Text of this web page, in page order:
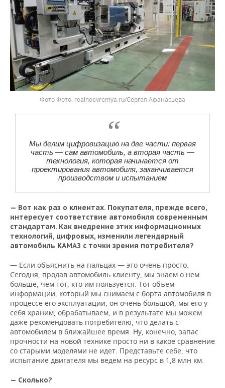
Фото realnoevremya.ru/Сергея Афанасьева
Мы делим цифровизацию на две части: первая
часть — сам автомобиль, а вторая часть —
технология, которая начинается от
проектирования автомобиля, заканчивается
производством и испытанием
— Вот как раз о клиентах. Покупателя, прежде всего,
интересует соответствие автомобиля современным
стандартам. Как внедрение этих информационных
технологий, цифровых, изменили легендарный
автомобиль КАМАЗ с точки зрения потребителя?
— Если объяснить на пальцах — это очень просто.
Сегодня, продав автомобиль клиенту, мы знаем о нем
больше, чем тот, кто им пользуется. Тот объем
информации, который мы снимаем с борта автомобиля в
процессе его эксплуатации, он очень большой, мы его у
себя храним, обрабатываем, и в результате мы можем
даже рекомендовать потребителю, что делать с
автомобилем в ближайшее время. Ну, конечно, запас
прочности на новой технике просто ни в какое сравнение
со старыми моделями не идет. Представьте себе, что
испытание двигателя мы ведем на ресурс в 1,8 млн км.
— Сколько?